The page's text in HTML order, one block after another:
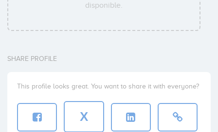
disponible.
SHARE PROFILE
This profile looks great. You want to share it with everyone?
X